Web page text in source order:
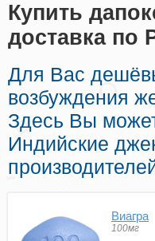
Купить
доставка по
Для Вас
возбуждения
Здесь Вы
Индийские
Виагра
100мг